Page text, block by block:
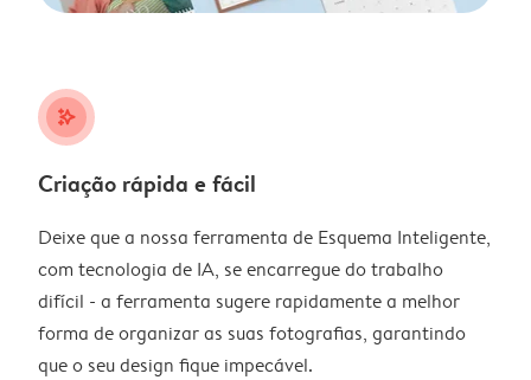
stars_plus
Criação rápida e fácil
Deixe que a nossa ferramenta de Esquema Inteligente,
com tecnologia de IA, se encarregue do trabalho
difícil - a ferramenta sugere rapidamente a melhor
forma de organizar as suas fotografias, garantindo
que o seu design fique impecável.